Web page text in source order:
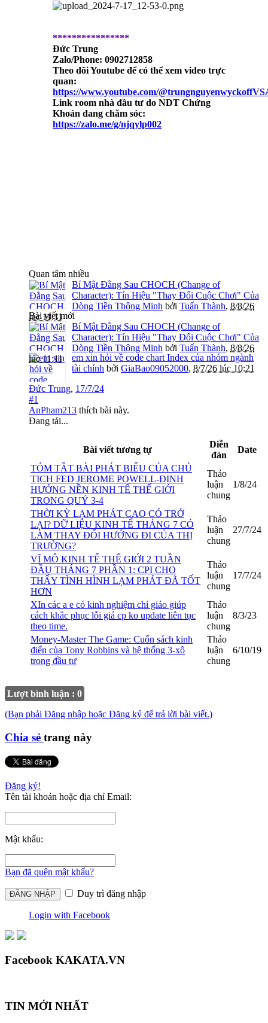
****************
Đức Trung
Zalo/Phone: 0902712858
Theo dõi Youtube để có thể xem video trực
quan:
https://www.youtube.com/
Link room nhà đầu tư do NDT Chứng
Khoán đang chăm sóc:
https://zalo.me/g/njqylp002
Quan tâm nhiều
Bí Mật Đằng Sau CHOCH (Change of
Character): Tín Hiệu "Thay Đổi Cuộc Chơi" Của
Dòng Tiền Thông Minh bởi Tuấn Thành, 8/8/26
lúc 11:11
Bài viết mới
Bí Mật Đằng Sau CHOCH (Change of
Character): Tín Hiệu "Thay Đổi Cuộc Chơi" Của
Dòng Tiền Thông Minh bởi Tuấn Thành, 8/8/26
lúc 11:11
em xin hỏi về code chart Index của nhóm ngành
tài chính bởi GiaBao09052000, 8/7/26 lúc 10:21
Đức Trung, 17/7/24
#1
AnPham213 thích bài này.
Đang tải...
Bài viết tương tự
Diễn
đàn
Date
TÓM TẮT BÀI PHÁT BIỂU CỦA CHỦ
TỊCH FED JEROME POWELL-ĐỊNH
HƯỚNG NỀN KINH TẾ THẾ GIỚI
TRONG QUÝ 3-4
Thảo
luận
chung
1/8/24
THỜI KỲ LẠM PHÁT CAO CÓ TRỞ
LẠI? DỮ LIỆU KINH TẾ THÁNG 7 CÓ
LÀM THAY ĐỔI HƯỚNG ĐI CỦA THỊ
TRƯỜNG?
Thảo
luận
chung
27/7/24
VĨ MÔ KINH TẾ THẾ GIỚI 2 TUẦN
ĐẦU THÁNG 7 PHẦN 1: CPI CHO
THẤY TÌNH HÌNH LẠM PHÁT ĐÃ TỐT
HƠN
Thảo
luận
chung
17/7/24
XIn các a e có kinh nghiệm chỉ giáo giúp
cách khắc phục lỗi giá cp ko update liên tục
theo time.
Thảo
luận
chung
8/3/23
Money-Master The Game: Cuốn sách kinh
điển của Tony Robbins và hệ thống 3-xô
trong đầu tư
Thảo
luận
chung
6/10/19
Lượt bình luận : 0
(Bạn phải Đăng nhập hoặc Đăng ký để trả lời bài viết.)
Chia sẻ trang này
Đăng ký!
Tên tài khoản hoặc địa chỉ Email:
Mật khẩu:
Bạn đã quên mật khẩu?
Duy trì đăng nhập
Login with Facebook
Facebook KAKATA.VN
TIN MỚI NHẤT